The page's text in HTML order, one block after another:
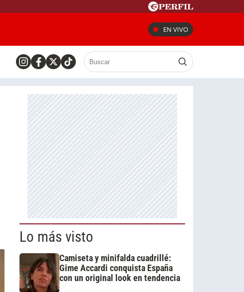
EN VIVO
Lo más visto
Camiseta y minifalda cuadrillé:
Gime Accardi conquista España
con un original look en tendencia